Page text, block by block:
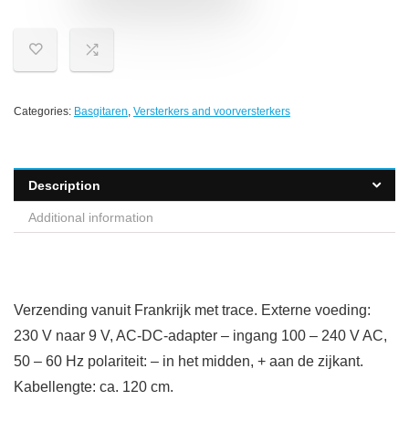
Categories: Basgitaren, Versterkers and voorversterkers
Description
Additional information
Verzending vanuit Frankrijk met trace. Externe voeding:
230 V naar 9 V, AC-DC-adapter – ingang 100 – 240 V AC,
50 – 60 Hz polariteit: – in het midden, + aan de zijkant.
Kabellengte: ca. 120 cm.